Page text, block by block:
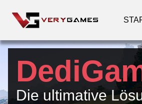
Die ultimative